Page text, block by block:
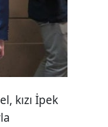
kızı İpek